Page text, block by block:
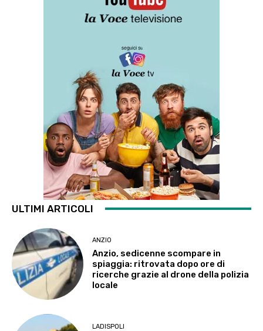
ULTIMI ARTICOLI
ANZIO
Anzio, sedicenne scompare in
spiaggia: ritrovata dopo ore di
ricerche grazie al drone della polizia
locale
LADISPOLI